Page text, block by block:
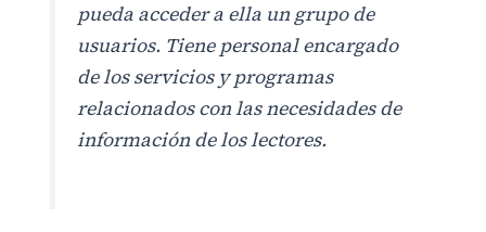
pueda acceder a ella un grupo de
usuarios. Tiene personal encargado
de los servicios y programas
relacionados con las necesidades de
información de los lectores.